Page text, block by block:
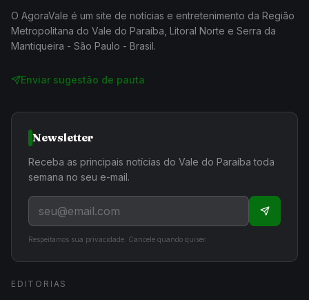
O AgoraVale é um site de notícias e entretenimento da Região
Metropolitana do Vale do Paraíba, Litoral Norte e Serra da
Mantiqueira - São Paulo - Brasil.
Enviar sugestão de pauta
Newsletter
Receba as principais notícias do Vale do Paraíba toda
semana no seu e-mail.
Respeitamos sua privacidade. Cancele quando quiser.
EDITORIAS